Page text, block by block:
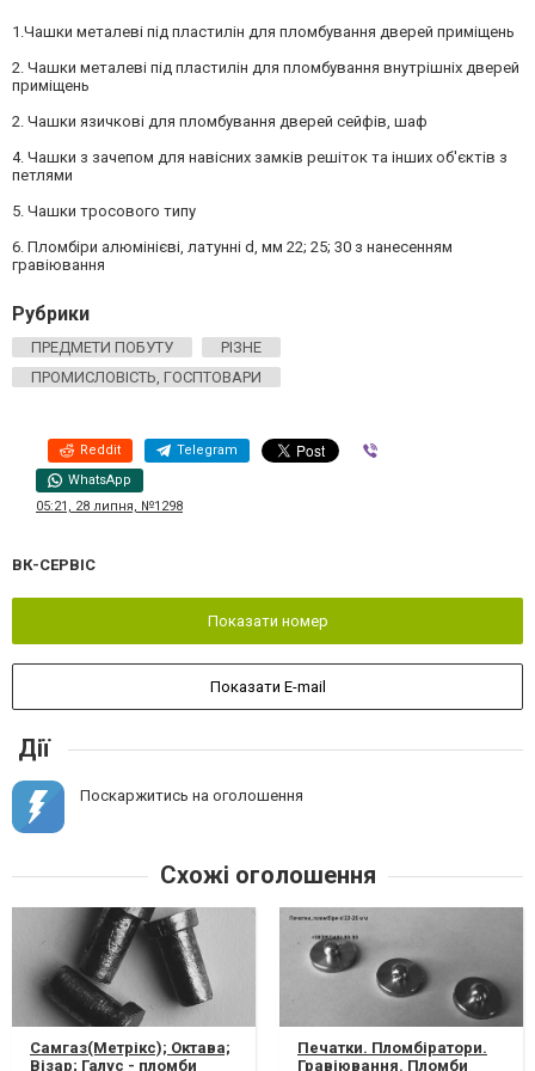
1.Чашки металеві під пластилін для пломбування дверей приміщень
2. Чашки металеві під пластилін для пломбування внутрішніх дверей
приміщень
2. Чашки язичкові для пломбування дверей сейфів, шаф
4. Чашки з зачепом для навісних замків решіток та інших об'єктів з
петлями
5. Чашки тросового типу
6. Пломбіри алюмінієві, латунні d, мм 22; 25; 30 з нанесенням
гравіювання
Рубрики
ПРЕДМЕТИ ПОБУТУ
РІЗНЕ
ПРОМИСЛОВІСТЬ, ГОСПТОВАРИ
Reddit Telegram
WhatsApp
05:21, 28 липня, №1298
ВК-СЕРВІС
Показати номер
Показати E-mail
Дії
Поскаржитись на оголошення
Схожі оголошення
Самгаз(Метрікс); Октава;
Візар; Галус - пломби
Печатки. Пломбіратори.
Гравіювання. Пломби